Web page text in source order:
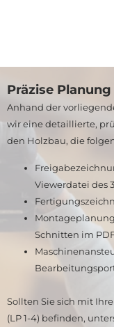
Präzise
Anhand der
wir eine detaillierte,
den Holzbau, die
Viewerdatei des
Schnitten im
Sollten Sie sich mit
(LP 1-4) befinden,